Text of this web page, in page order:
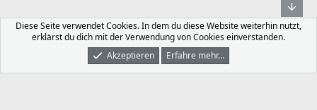
Was Ist Neu Dunkler Modus Anmelden
Diese Seite verwendet Cookies. In dem du diese Website weiterhin nutzt,
erklärst du dich mit der Verwendung von Cookies einverstanden.
Akzeptieren
Erfahre mehr…